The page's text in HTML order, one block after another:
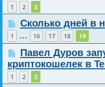
1 2 3
Сколько дней в
1 … 16 17 18 19
Павел Дуров
криптокошелек в
1 2 3